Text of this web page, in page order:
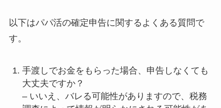
以下はパパ活の確定申告に関するよくある質問で
す。
手渡しでお金をもらった場合、申告しなくても
大丈夫ですか？
– いいえ、バレる可能性がありますので、税務